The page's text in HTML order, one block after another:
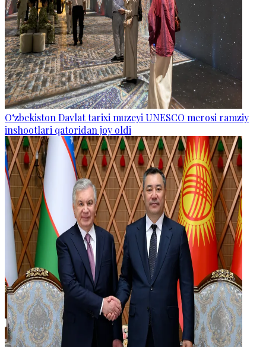
O‘zbekiston Davlat tarixi muzeyi UNESCO merosi ramziy
inshootlari qatoridan joy oldi